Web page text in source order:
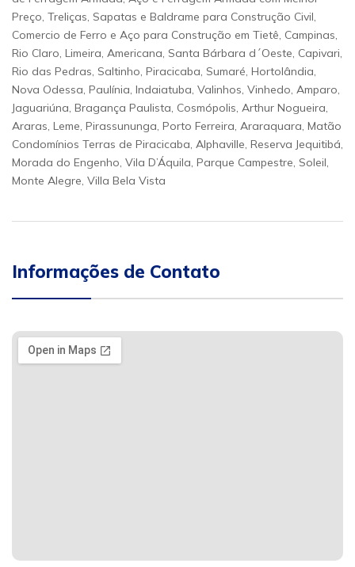
Preço, Treliças, Sapatas e Baldrame para Construção Civil,
Comercio de Ferro e Aço para Construção em Tietê, Campinas,
Rio Claro, Limeira, Americana, Santa Bárbara d´Oeste, Capivari,
Rio das Pedras, Saltinho, Piracicaba, Sumaré, Hortolândia,
Nova Odessa, Paulínia, Indaiatuba, Valinhos, Vinhedo, Amparo,
Jaguariúna, Bragança Paulista, Cosmópolis, Arthur Nogueira,
Araras, Leme, Pirassununga, Porto Ferreira, Araraquara, Matão
Condomínios Terras de Piracicaba, Alphaville, Reserva Jequitibá,
Morada do Engenho, Vila D’Áquila, Parque Campestre, Soleil,
Monte Alegre, Villa Bela Vista
Informações de Contato